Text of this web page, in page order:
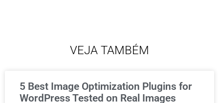
VEJA TAMBÉM
5 Best Image Optimization Plugins for
WordPress Tested on Real Images